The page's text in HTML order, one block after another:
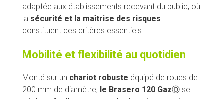
adaptée aux établissements recevant du public, où
la sécurité et la maîtrise des risques
constituent des critères essentiels.
Mobilité et flexibilité au quotidien
Monté sur un chariot robuste équipé de roues de
200 mm de diamètre, le Brasero 120 GazⒹ se